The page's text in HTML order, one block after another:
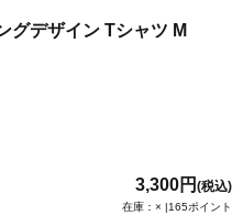
グデザイン Tシャツ M
3,300円 (税込)
在庫：× |165ポイント